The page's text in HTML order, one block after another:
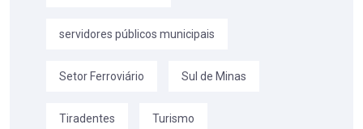
servidores públicos municipais
Setor Ferroviário Sul de Minas
Tiradentes Turismo